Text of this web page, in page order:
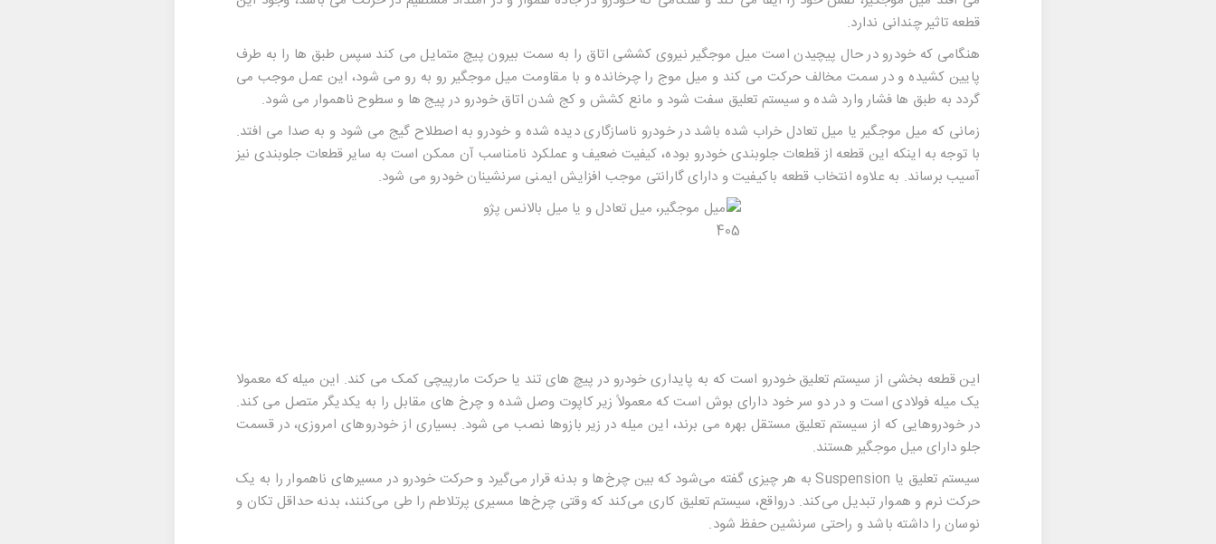
قطعه تاثیر چندانی ندارد.
هنگامی که خودرو در حال پیچیدن است میل موجگیر نیروی کششی اتاق را به سمت بیرون پیچ متمایل می کند سپس طبق ها را به طرف
پایین کشیده و در سمت مخالف حرکت می کند و میل موج را چرخانده و با مقاومت میل موجگیر رو به رو می شود، این عمل موجب می
گردد به طبق ها فشار وارد شده و سیستم تعلیق سفت شود و مانع کشش و کج شدن اتاق خودرو در پیج ها و سطوح ناهموار می شود.
زمانی که میل موجگیر یا میل تعادل خراب شده باشد در خودرو ناسازگاری دیده شده و خودرو به اصطلاح گیج می شود و به صدا می افتد.
با توجه به اینکه این قطعه از قطعات جلوبندی خودرو بوده، کیفیت ضعیف و عملکرد نامناسب آن ممکن است به سایر قطعات جلوبندی نیز
آسیب برساند. به علاوه انتخاب قطعه باکیفیت و دارای گارانتی موجب افزایش ایمنی سرنشینان خودرو می شود.
این قطعه بخشی از سیستم تعلیق خودرو است که به پایداری خودرو در پیچ های تند یا حرکت مارپیچی کمک می کند. این میله که معمولا
یک میله فولادی است و در دو سر خود دارای بوش است که معمولاً زیر کاپوت وصل شده و چرخ های مقابل را به یکدیگر متصل می کند.
در خودروهایی که از سیستم تعلیق مستقل بهره می برند، این میله در زیر بازوها نصب می شود. بسیاری از خودروهای امروزی، در قسمت
جلو دارای میل موجگیر هستند.
سیستم تعلیق یا
به هر چیزی گفته می‌شود که بین چرخ‌ها و بدنه قرار می‌گیرد و حرکت خودرو در مسیرهای ناهموار را به یک
حرکت نرم و هموار تبدیل می‌کند. درواقع، سیستم تعلیق کاری می‌کند که وقتی چرخ‌ها مسیری پرتلاطم را طی می‌کنند، بدنه حداقل تکان و
نوسان را داشته باشد و راحتی سرنشین حفظ شود.